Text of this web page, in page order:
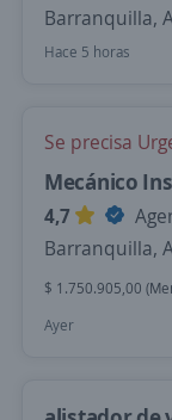
Barranquilla,
Hace 5 horas
Se precisa
Mecánico
4,7
Barranquilla,
$ 1.750.905,00
Ayer